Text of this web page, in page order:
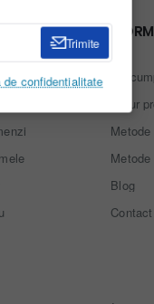
Trimite
de confidentialitate
Cum
Retur
Blog
Contact